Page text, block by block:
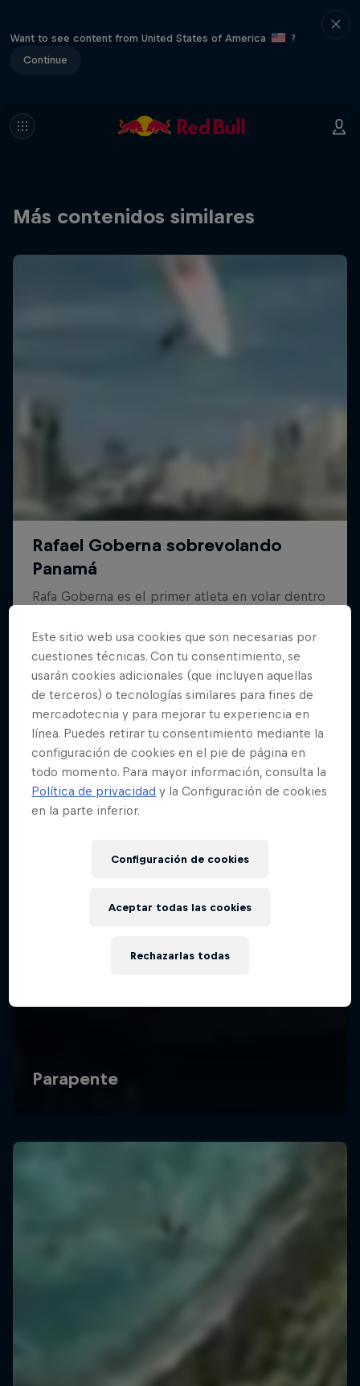
Want to see content from United States of America
?
Continue
Más contenidos similares
Este sitio web usa cookies que son necesarias por
cuestiones técnicas. Con tu consentimiento, se
usarán cookies adicionales (que incluyen aquellas
de terceros) o tecnologías similares para fines de
mercadotecnia y para mejorar tu experiencia en
línea. Puedes retirar tu consentimiento mediante la
configuración de cookies en el pie de página en
todo momento. Para mayor información, consulta la
Política de privacidad y la Configuración de cookies
en la parte inferior.
Configuración de cookies
Rechazarlas todas
Aceptar todas las cookies